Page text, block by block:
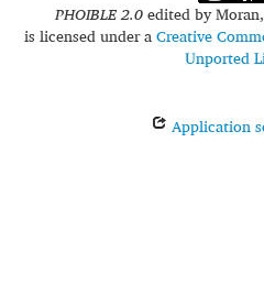
PHOIBLE 2.0edited by
is licensed under aCreative
Unported
Application